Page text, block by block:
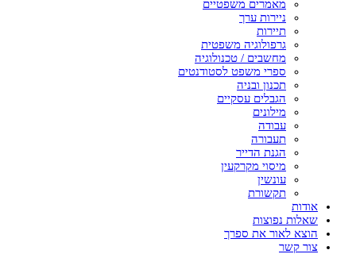
מאמרים משפטיים
ניירות ערך
תיירות
גרפולוגיה משפטית
מחשבים / טכנולוגיה
ספרי משפט לסטודנטים
תכנון ובניה
הגבלים עסקיים
מילונים
עבודה
תעבורה
הגנת הדייר
מיסוי מקרקעין
עונשין
תקשורת
אודות
שאלות נפוצות
הוצא לאור את ספרך
צור קשר